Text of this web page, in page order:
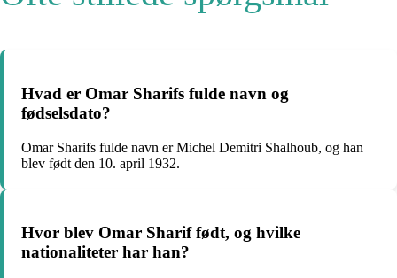
Hvad er Omar Sharifs fulde navn og
fødselsdato?
Omar Sharifs fulde navn er Michel Demitri Shalhoub, og han
blev født den 10. april 1932.
Hvor blev Omar Sharif født, og hvilke
nationaliteter har han?